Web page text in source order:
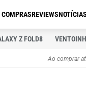
REVIEWSNOTÍCIAS
Z FOLD8
Ao comprar